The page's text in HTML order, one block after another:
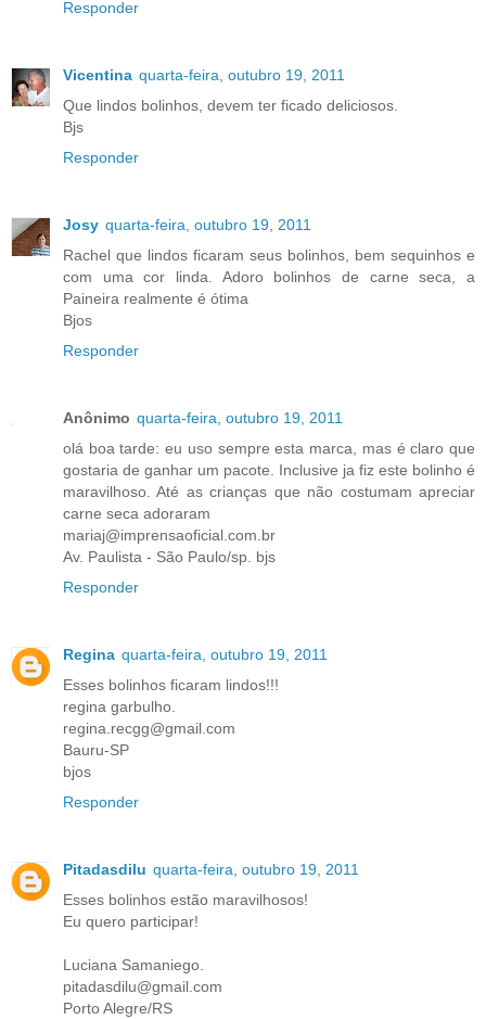
Responder
Vicentina quarta-feira, outubro 19, 2011
Que lindos bolinhos, devem ter ficado deliciosos.
Bjs
Responder
Josy quarta-feira, outubro 19, 2011
Rachel que lindos ficaram seus bolinhos, bem sequinhos e
com uma cor linda. Adoro bolinhos de carne seca, a
Paineira realmente é ótima
Bjos
Responder
Anônimo quarta-feira, outubro 19, 2011
olá boa tarde: eu uso sempre esta marca, mas é claro que
gostaria de ganhar um pacote. Inclusive ja fiz este bolinho é
maravilhoso. Até as crianças que não costumam apreciar
carne seca adoraram
mariaj@imprensaoficial.com.br
Av. Paulista - São Paulo/sp. bjs
Responder
Regina quarta-feira, outubro 19, 2011
Esses bolinhos ficaram lindos!!!
regina garbulho.
regina.recgg@gmail.com
Bauru-SP
bjos
Responder
Pitadasdilu quarta-feira, outubro 19, 2011
Esses bolinhos estão maravilhosos!
Eu quero participar!
Luciana Samaniego.
pitadasdilu@gmail.com
Porto Alegre/RS